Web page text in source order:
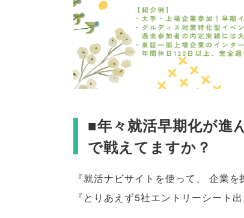
■年々就活早期化が進
で戦えてますか？
『就活ナビサイトを使って 、
企業を
『とりあえず5社エントリーシート出